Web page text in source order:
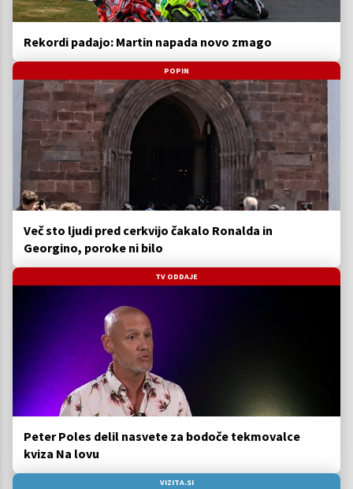
Rekordi padajo: Martin napada novo zmago
POPIN
Več sto ljudi pred cerkvijo čakalo Ronalda in
Georgino, poroke ni bilo
TV ODDAJE
Peter Poles delil nasvete za bodoče tekmovalce
kviza Na lovu
VIZITA.SI